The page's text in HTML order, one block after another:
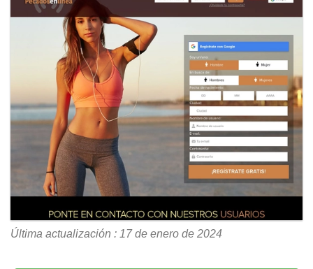
Última actualización : 17 de enero de 2024